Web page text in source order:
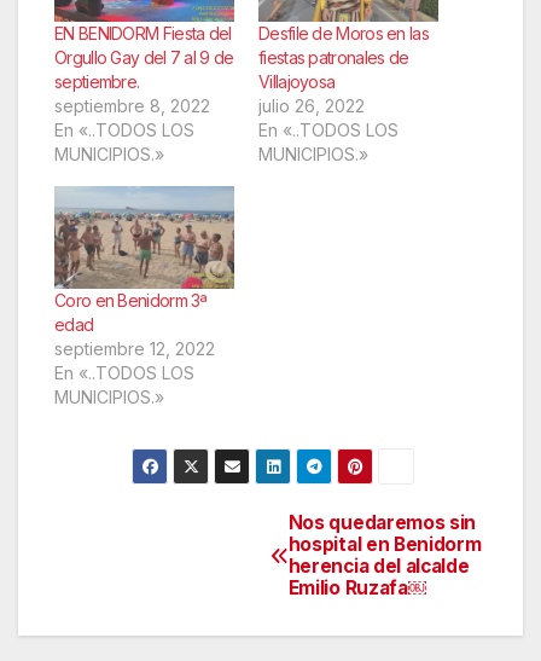
EN BENIDORM Fiesta del
Orgullo Gay del 7 al 9 de
septiembre.
septiembre 8, 2022
En «..TODOS LOS
MUNICIPIOS.»
Desfile de Moros en las
fiestas patronales de
Villajoyosa
julio 26, 2022
En «..TODOS LOS
MUNICIPIOS.»
Coro en Benidorm 3ª
edad
septiembre 12, 2022
En «..TODOS LOS
MUNICIPIOS.»
entradas
Nos quedaremos sin
hospital en Benidorm
herencia del alcalde
Emilio Ruzafa￼